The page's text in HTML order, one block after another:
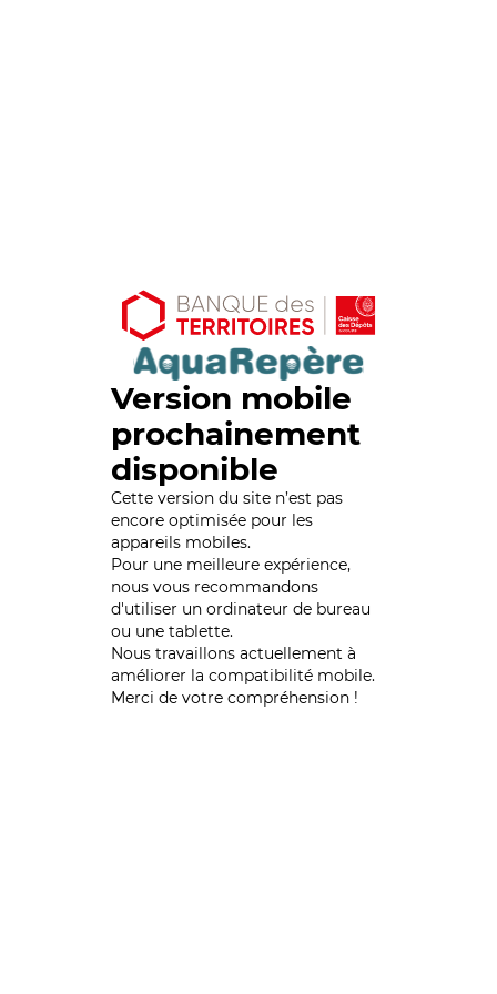
Version mobile
prochainement
disponible
Cette version du site n’est pas
encore optimisée pour les
appareils mobiles.
Pour une meilleure expérience,
nous vous recommandons
d'utiliser un ordinateur de bureau
ou une tablette.
Nous travaillons actuellement à
améliorer la compatibilité mobile.
Merci de votre compréhension !